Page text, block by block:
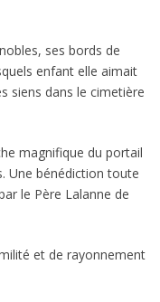
ses bords de
enfant elle aimait
siens dans le cimetière
magnifique du portail
Une bénédiction toute
le Père Lalanne de
et de rayonnement